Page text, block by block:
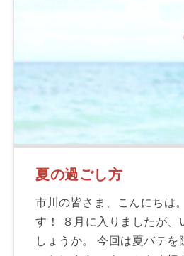
夏の過ごし方
市川の皆さま、こんにちは
す！ ８月に入りましたが、
しょうか。 今回は夏バテを